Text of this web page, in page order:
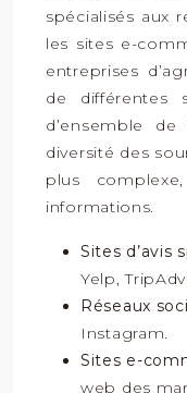
spécialisés aux
les sites e-
entreprises
de différentes
d’ensemble
diversité des
plus
informations.
Sites d’avis
Yelp,
Réseaux
Instagram.
Sites e-
web des